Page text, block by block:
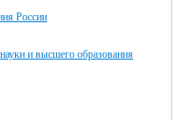
России
и высшего образования